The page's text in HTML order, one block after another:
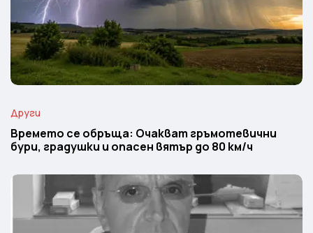
Други
Времето се обръща: Очакват гръмотевични
бури, градушки и опасен вятър до 80 км/ч